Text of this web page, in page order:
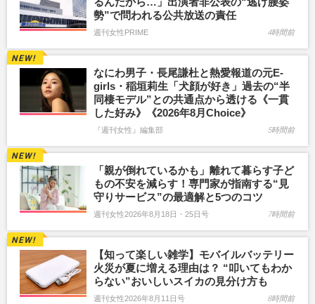
勢”で問われる公共放送の責任
週刊女性PRIME 4時間前
なにわ男子・長尾謙杜と熱愛報道の元E-
girls・稲垣莉生「犬顔が好き」過去の“半
同棲モデル”との共通点から透ける《一貫
した好み》《2026年8月Choice》
『週刊女性』編集部 5時間前
「親が倒れているかも」離れて暮らす子ど
もの不安を減らす！専門家が指南する“見
守りサービス”の最適解と5つのコツ
週刊女性2026年8月18日・25日号 7時間前
【知って楽しい雑学】モバイルバッテリー
火災が夏に増える理由は？ “叩いてもわか
らない”おいしいスイカの見分け方も
週刊女性2026年8月11日号 8時間前